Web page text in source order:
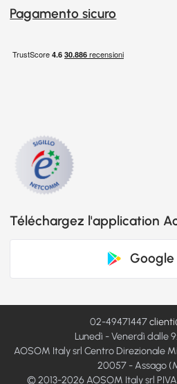
Pagamento sicuro
Téléchargez l'application
Google
02-49471447
Lunedì - Venerdì dalle
AOSOM Italy srl Centro Direzionale
20057 - Assago
© 2013-2026 AOSOM Italy srl